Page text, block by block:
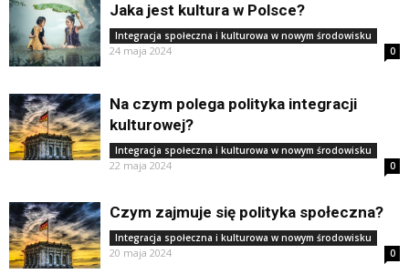
Jaka jest kultura w Polsce?
Integracja społeczna i kulturowa w nowym środowisku
24 maja 2024 0
Na czym polega polityka integracji
kulturowej?
Integracja społeczna i kulturowa w nowym środowisku
22 maja 2024 0
Czym zajmuje się polityka społeczna?
Integracja społeczna i kulturowa w nowym środowisku
20 maja 2024 0